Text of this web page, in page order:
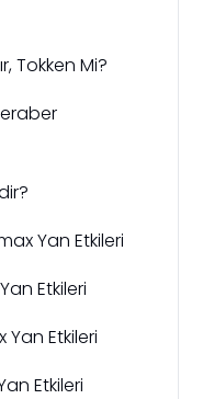
Tokken Mi?
Yan Etkileri
Etkileri
Yan Etkileri
Etkileri